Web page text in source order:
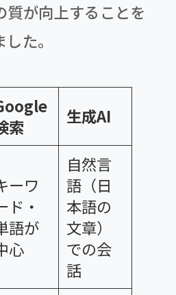
質が向上することを
た。
索
生成AI
ーワ
ド・
語が
心
自然言
語（日
本語の
文章）
での会
話